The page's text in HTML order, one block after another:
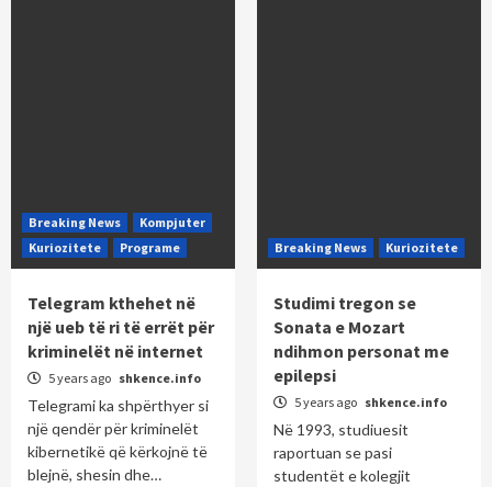
Breaking News
Kompjuter
Kuriozitete
Programe
Telegram kthehet në
një ueb të ri të errët për
kriminelët në internet
5 years ago shkence.info
Telegrami ka shpërthyer si
një qendër për kriminelët
kibernetikë që kërkojnë të
blejnë, shesin dhe…
Breaking News Kuriozitete
Studimi tregon se
Sonata e Mozart
ndihmon personat me
epilepsi
5 years ago shkence.info
Në 1993, studiuesit
raportuan se pasi
studentët e kolegjit